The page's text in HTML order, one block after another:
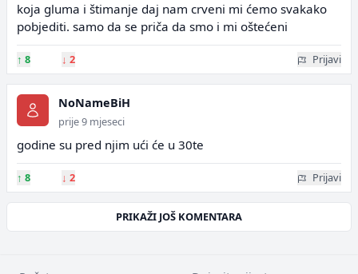
koja gluma i štimanje daj nam crveni mi ćemo svakako
pobjediti. samo da se priča da smo i mi oštećeni
↑ 8 ↓ 2 Prijavi
NoNameBiH
prije 9 mjeseci
godine su pred njim ući će u 30te
↑ 8 ↓ 2 Prijavi
PRIKAŽI JOŠ KOMENTARA